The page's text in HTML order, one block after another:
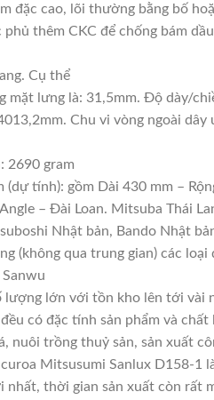
đặc cao, lõi thường bằng bố
thêm CKC để chống bám
Cụ thể
mặt lưng là: 31,5mm. Độ dày/
Chu vi vòng ngoài
2690 gram
tính): gồm Dài 430 mm –
– Đài Loan. Mitsuba Thái
Nhật bản, Bando Nhật
(không qua trung gian) các
lượng lớn với tồn kho lên tới vài
có đặc tính sản phẩm và
nuôi trồng thuỷ sản, sản xuất
Mitsusumi Sanlux D158-1
nhất, thời gian sản xuất còn rất